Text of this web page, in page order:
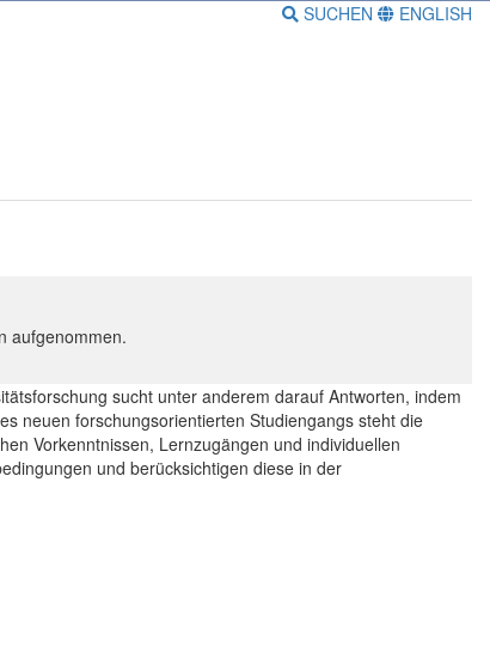
SUCHEN ENGLISH
aufgenommen.
sucht unter anderem darauf Antworten, indem
neuen forschungsorientierten Studiengangs steht die
Vorkenntnissen, Lernzugängen und individuellen
und berücksichtigen diese in der